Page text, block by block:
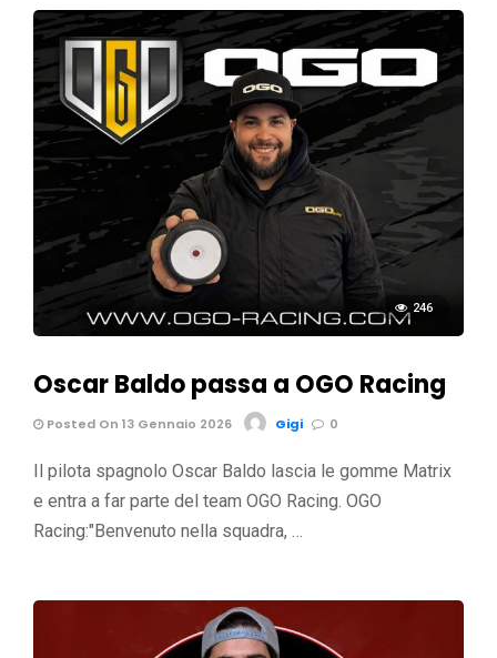
246
Oscar Baldo passa a OGO Racing
Posted On 13 Gennaio 2026 Gigi 0
Il pilota spagnolo Oscar Baldo lascia le gomme Matrix
e entra a far parte del team OGO Racing. OGO
Racing:"Benvenuto nella squadra, …